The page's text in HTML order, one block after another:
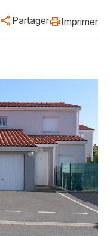
Partager Imprimer